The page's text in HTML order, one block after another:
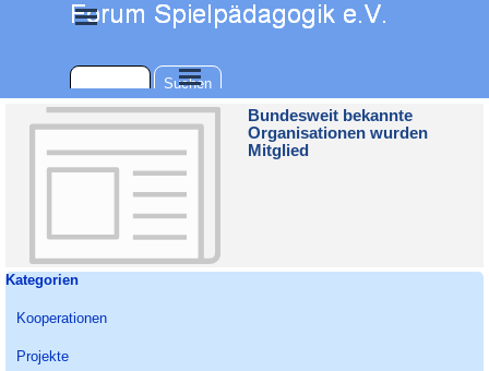
Direkt zum Seiteninhalt
Menü überspringen
Menü überspringen
Suchen
Bundesweit bekannte
Organisationen wurden
Mitglied
Block überspringen Kategorien
Kategorien
Kooperationen
Projekte